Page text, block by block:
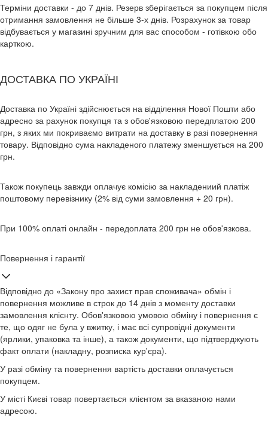
Терміни доставки - до 7 днів. Резерв зберігається за покупцем після
отримання замовлення не більше 3-х днів. Розрахунок за товар
відбувається у магазині зручним для вас способом - готівкою обо
карткою.
ДОСТАВКА ПО УКРАЇНІ
Доставка по Україні здійснюється на відділення Нової Пошти або
адресно за рахунок покупця та з обов'язковою передплатою 200
грн, з яких ми покриваємо витрати на доставку в разі повернення
товару. Відповідно сума накладеного платежу зменшується на 200
грн.
Також покупець завжди оплачує комісію за накладениий платіж
поштовому перевізнику (2% від суми замовлення + 20 грн).
При 100% оплаті онлайн - передоплата 200 грн не обов'язкова.
Повернення і гарантії
Відповідно до «Закону про захист прав споживача» обмін і
повернення можливе в строк до 14 днів з моменту доставки
замовлення клієнту. Обов'язковою умовою обміну і повернення є
те, що одяг не була у вжитку, і має всі супровідні документи
(ярлики, упаковка та інше), а також документи, що підтверджують
факт оплати (накладну, розписка кур'єра).
У разі обміну та повернення вартість доставки оплачується
покупцем.
У місті Києві товар повертається клієнтом за вказаною нами
адресою.